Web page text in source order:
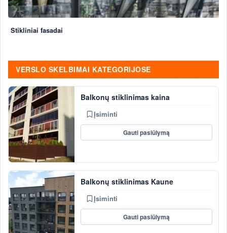
Stikliniai fasadai
VERSLO SKELBIMAI KATEGORIJOSE
Balkonų stiklinimas kaina
Įsiminti
Gauti pasiūlymą
Balkonų stiklinimas Kaune
Įsiminti
Gauti pasiūlymą